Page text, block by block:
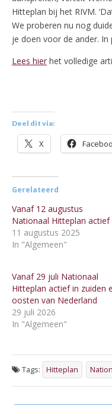
Hitteplan bij het RIVM.
We proberen nu nog
je doen voor de ander. In
Lees hier het volledige
Deel dit via:
X
Gerelateerd
Vanaf 12 augustus
Nationaal Hitteplan actief
11 augustus 2025
In "Algemeen"
Vanaf 29 juli Nationaal
Hitteplan actief in zuiden
oosten van Nederland
29 juli 2026
In "Algemeen"
Tags: Hitteplan